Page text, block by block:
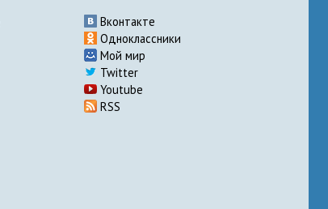
Вконтакте
Одноклассники
Мой мир
Twitter
Youtube
RSS